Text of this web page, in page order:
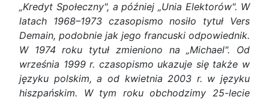
„Kredyt Społeczny", a później „Unia Elektorów". W
latach 1968–1973 czasopismo nosiło tytuł Vers
Demain, podobnie jak jego francuski odpowiednik.
W 1974 roku tytuł zmieniono na „Michael". Od
września 1999 r. czasopismo ukazuje się także w
języku polskim, a od kwietnia 2003 r. w języku
hiszpańskim. W tym roku obchodzimy 25-lecie